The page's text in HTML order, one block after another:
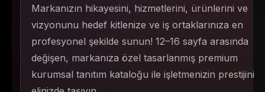
Markanızın hikayesini, hizmetlerini, ürünlerini ve
vizyonunu hedef kitlenize ve iş ortaklarınıza en
profesyonel şekilde sunun! 12–16 sayfa arasında
değişen, markanıza özel tasarlanmış premium
kurumsal tanıtım kataloğu ile işletmenizin prestijini